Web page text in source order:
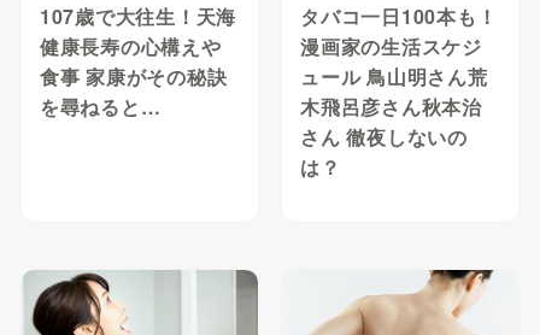
107歳で大往生！天海
健康長寿の心構えや
食事 家康がその秘訣
を尋ねると…
タバコ一日100本も！
漫画家の生活スケジ
ュール 鳥山明さん荒
木飛呂彦さん秋本治
さん 徹夜しないの
は？